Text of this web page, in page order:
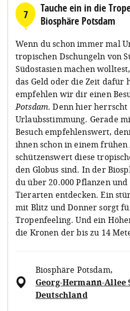
7
Tauche ein in die
Biosphäre Potsdam
Wenn du schon immer mal
tropischen Dschungeln von
Südostasien machen
das Geld oder die Zeit dafür
empfehlen wir dir einen
Potsdam. Denn hier herrscht
Urlaubsstimmung. Gerade
Besuch empfehlenswert,
ihnen schon in einem
schützenswert diese
den Globus sind. In der
du über 20.000 Pflanzen
Tierarten entdecken. Ein
mit Blitz und Donner sorgt
Tropenfeeling. Und ein
die Kronen der bis zu 14
Biosphäre Potsdam,
Georg-Hermann-Allee
Deutschland